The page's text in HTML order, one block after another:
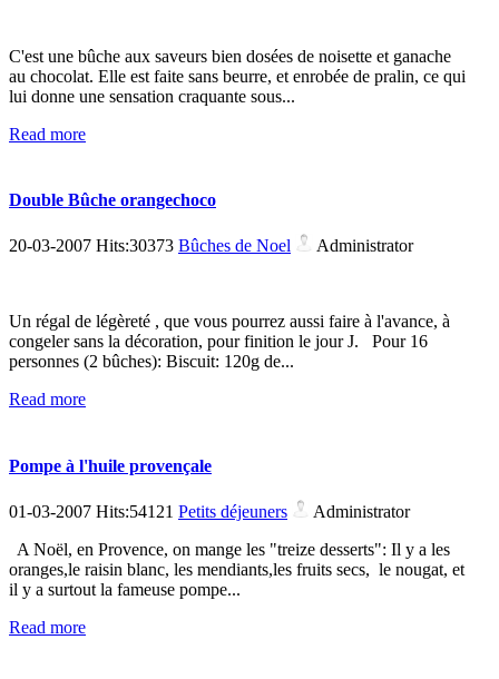
C'est une bûche aux saveurs bien dosées de noisette et ganache
au chocolat. Elle est faite sans beurre, et enrobée de pralin, ce qui
lui donne une sensation craquante sous...
Read more
Double Bûche orangechoco
20-03-2007 Hits:30373 Bûches de Noel Administrator
Un régal de légèreté , que vous pourrez aussi faire à l'avance, à
congeler sans la décoration, pour finition le jour J. Pour 16
personnes (2 bûches): Biscuit: 120g de...
Read more
Pompe à l'huile provençale
01-03-2007 Hits:54121 Petits déjeuners
Administrator
A Noël, en Provence, on mange les "treize desserts": Il y a les
oranges,le raisin blanc, les mendiants,les fruits secs, le nougat, et
il y a surtout la fameuse pompe...
Read more